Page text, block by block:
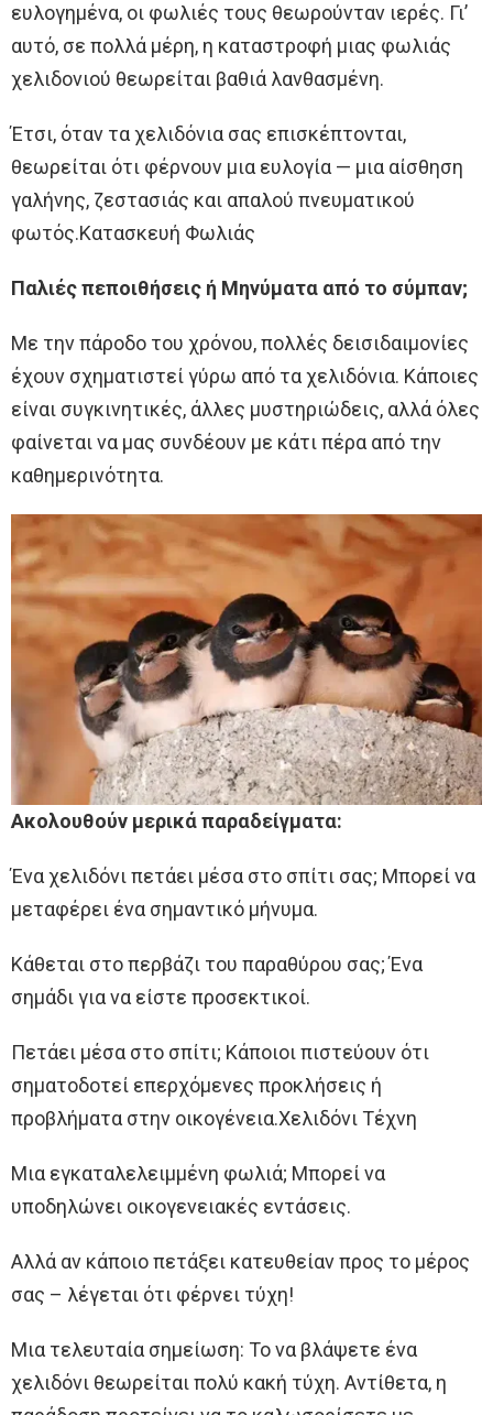
ευλογημένα, οι φωλιές τους θεωρούνταν ιερές. Γι’
αυτό, σε πολλά μέρη, η καταστροφή μιας φωλιάς
χελιδονιού θεωρείται βαθιά λανθασμένη.
Έτσι, όταν τα χελιδόνια σας επισκέπτονται,
θεωρείται ότι φέρνουν μια ευλογία — μια αίσθηση
γαλήνης, ζεστασιάς και απαλού πνευματικού
φωτός.Κατασκευή Φωλιάς
Παλιές πεποιθήσεις ή Μηνύματα από το σύμπαν;
Με την πάροδο του χρόνου, πολλές δεισιδαιμονίες
έχουν σχηματιστεί γύρω από τα χελιδόνια. Κάποιες
είναι συγκινητικές, άλλες μυστηριώδεις, αλλά όλες
φαίνεται να μας συνδέουν με κάτι πέρα ​​από την
καθημερινότητα.
Ακολουθούν μερικά παραδείγματα:
Ένα χελιδόνι πετάει μέσα στο σπίτι σας; Μπορεί να
μεταφέρει ένα σημαντικό μήνυμα.
Κάθεται στο περβάζι του παραθύρου σας; Ένα
σημάδι για να είστε προσεκτικοί.
Πετάει μέσα στο σπίτι; Κάποιοι πιστεύουν ότι
σηματοδοτεί επερχόμενες προκλήσεις ή
προβλήματα στην οικογένεια.Χελιδόνι Τέχνη
Μια εγκαταλελειμμένη φωλιά; Μπορεί να
υποδηλώνει οικογενειακές εντάσεις.
Αλλά αν κάποιο πετάξει κατευθείαν προς το μέρος
σας – λέγεται ότι φέρνει τύχη!
Μια τελευταία σημείωση: Το να βλάψετε ένα
χελιδόνι θεωρείται πολύ κακή τύχη. Αντίθετα, η